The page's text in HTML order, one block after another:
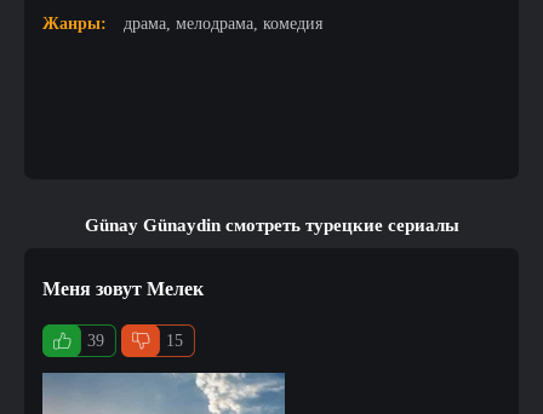
Жанры:
драма, мелодрама, комедия
Günay Günaydin смотреть турецкие сериалы
Меня зовут Мелек
39 15